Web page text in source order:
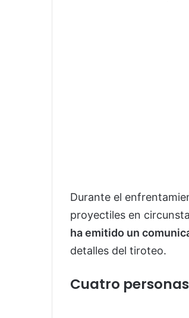
Durante el
proyectiles en
ha emitido un
detalles del tiroteo.
Cuatro